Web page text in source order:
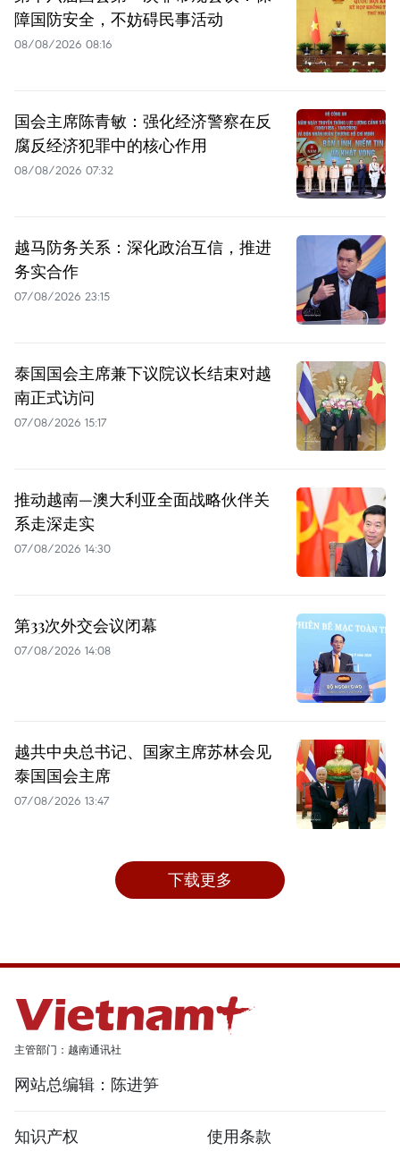
障国防安全，不妨碍民事活动
08/08/2026 08:16
国会主席陈青敏：强化经济警察在反
腐反经济犯罪中的核心作用
08/08/2026 07:32
越马防务关系：深化政治互信，推进
务实合作
07/08/2026 23:15
泰国国会主席兼下议院议长结束对越
南正式访问
07/08/2026 15:17
推动越南—澳大利亚全面战略伙伴关
系走深走实
07/08/2026 14:30
第33次外交会议闭幕
07/08/2026 14:08
越共中央总书记、国家主席苏林会见
泰国国会主席
07/08/2026 13:47
下载更多
主管部门：越南通讯社
网站总编辑：陈进笋
知识产权 使用条款